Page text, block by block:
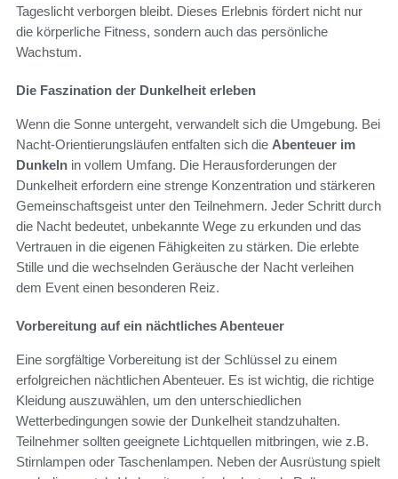
Tageslicht verborgen bleibt. Dieses Erlebnis fördert nicht nur
die körperliche Fitness, sondern auch das persönliche
Wachstum.
Die Faszination der Dunkelheit erleben
Wenn die Sonne untergeht, verwandelt sich die Umgebung. Bei
Nacht-Orientierungsläufen entfalten sich die Abenteuer im
Dunkeln in vollem Umfang. Die Herausforderungen der
Dunkelheit erfordern eine strenge Konzentration und stärkeren
Gemeinschaftsgeist unter den Teilnehmern. Jeder Schritt durch
die Nacht bedeutet, unbekannte Wege zu erkunden und das
Vertrauen in die eigenen Fähigkeiten zu stärken. Die erlebte
Stille und die wechselnden Geräusche der Nacht verleihen
dem Event einen besonderen Reiz.
Vorbereitung auf ein nächtliches Abenteuer
Eine sorgfältige Vorbereitung ist der Schlüssel zu einem
erfolgreichen nächtlichen Abenteuer. Es ist wichtig, die richtige
Kleidung auszuwählen, um den unterschiedlichen
Wetterbedingungen sowie der Dunkelheit standzuhalten.
Teilnehmer sollten geeignete Lichtquellen mitbringen, wie z.B.
Stirnlampen oder Taschenlampen. Neben der Ausrüstung spielt